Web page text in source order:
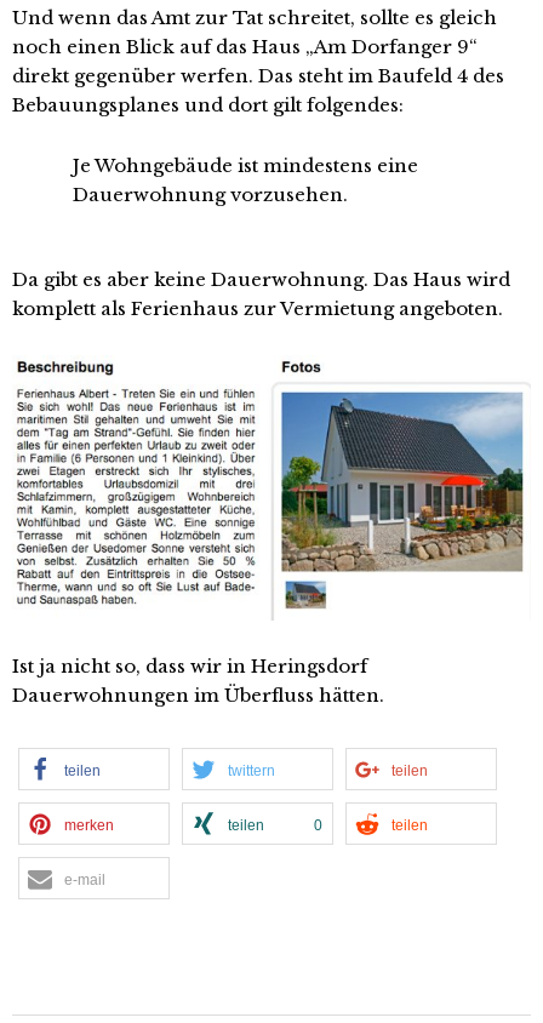
Und wenn das Amt zur Tat schreitet, sollte es gleich
noch einen Blick auf das Haus „Am Dorfanger 9“
direkt gegenüber werfen. Das steht im Baufeld 4 des
Bebauungsplanes und dort gilt folgendes:
Je Wohngebäude ist mindestens eine
Dauerwohnung vorzusehen.
Da gibt es aber keine Dauerwohnung. Das Haus wird
komplett als Ferienhaus zur Vermietung angeboten.
Ist ja nicht so, dass wir in Heringsdorf
Dauerwohnungen im Überfluss hätten.
teilen twittern teilen
merken teilen 0 teilen
e-mail